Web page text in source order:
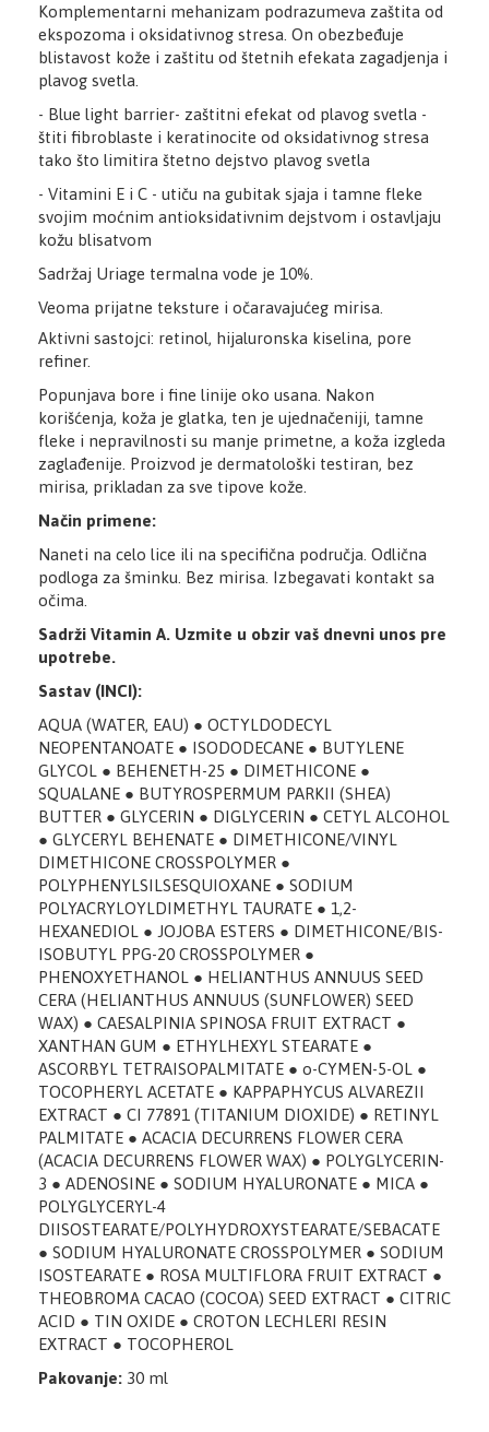
Komplementarni mehanizam podrazumeva zaštita od
ekspozoma i oksidativnog stresa. On obezbeđuje
blistavost kože i zaštitu od štetnih efekata zagadjenja i
plavog svetla.
- Blue light barrier- zaštitni efekat od plavog svetla -
štiti fibroblaste i keratinocite od oksidativnog stresa
tako što limitira štetno dejstvo plavog svetla
- Vitamini E i C - utiču na gubitak sjaja i tamne fleke
svojim moćnim antioksidativnim dejstvom i ostavljaju
kožu blisatvom
Sadržaj Uriage termalna vode je 10%.
Veoma prijatne teksture i očaravajućeg mirisa.
Aktivni sastojci: retinol, hijaluronska kiselina, pore
refiner.
Popunjava bore i fine linije oko usana. Nakon
korišćenja, koža je glatka, ten je ujednačeniji, tamne
fleke i nepravilnosti su manje primetne, a koža izgleda
zaglađenije. Proizvod je dermatološki testiran, bez
mirisa, prikladan za sve tipove kože.
Način primene:
Naneti na celo lice ili na specifična područja. Odlična
podloga za šminku. Bez mirisa. Izbegavati kontakt sa
očima.
Sadrži Vitamin A. Uzmite u obzir vaš dnevni unos pre
upotrebe.
Sastav (INCI):
AQUA (WATER, EAU) ● OCTYLDODECYL
NEOPENTANOATE ● ISODODECANE ● BUTYLENE
GLYCOL ● BEHENETH-25 ● DIMETHICONE ●
SQUALANE ● BUTYROSPERMUM PARKII (SHEA)
BUTTER ● GLYCERIN ● DIGLYCERIN ● CETYL ALCOHOL
● GLYCERYL BEHENATE ● DIMETHICONE/VINYL
DIMETHICONE CROSSPOLYMER ●
POLYPHENYLSILSESQUIOXANE ● SODIUM
POLYACRYLOYLDIMETHYL TAURATE ● 1,2-
HEXANEDIOL ● JOJOBA ESTERS ● DIMETHICONE/BIS-
ISOBUTYL PPG-20 CROSSPOLYMER ●
PHENOXYETHANOL ● HELIANTHUS ANNUUS SEED
CERA (HELIANTHUS ANNUUS (SUNFLOWER) SEED
WAX) ● CAESALPINIA SPINOSA FRUIT EXTRACT ●
XANTHAN GUM ● ETHYLHEXYL STEARATE ●
ASCORBYL TETRAISOPALMITATE ● o-CYMEN-5-OL ●
TOCOPHERYL ACETATE ● KAPPAPHYCUS ALVAREZII
EXTRACT ● CI 77891 (TITANIUM DIOXIDE) ● RETINYL
PALMITATE ● ACACIA DECURRENS FLOWER CERA
(ACACIA DECURRENS FLOWER WAX) ● POLYGLYCERIN-
3 ● ADENOSINE ● SODIUM HYALURONATE ● MICA ●
POLYGLYCERYL-4
DIISOSTEARATE/POLYHYDROXYSTEARATE/SEBACATE
● SODIUM HYALURONATE CROSSPOLYMER ● SODIUM
ISOSTEARATE ● ROSA MULTIFLORA FRUIT EXTRACT ●
THEOBROMA CACAO (COCOA) SEED EXTRACT ● CITRIC
ACID ● TIN OXIDE ● CROTON LECHLERI RESIN
EXTRACT ● TOCOPHEROL
Pakovanje: 30 ml